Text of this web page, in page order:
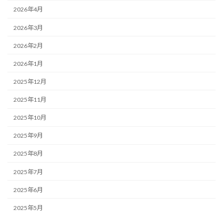
2026年4月
2026年3月
2026年2月
2026年1月
2025年12月
2025年11月
2025年10月
2025年9月
2025年8月
2025年7月
2025年6月
2025年5月